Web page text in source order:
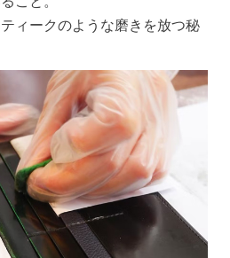
ィークのような磨きを放つ秘